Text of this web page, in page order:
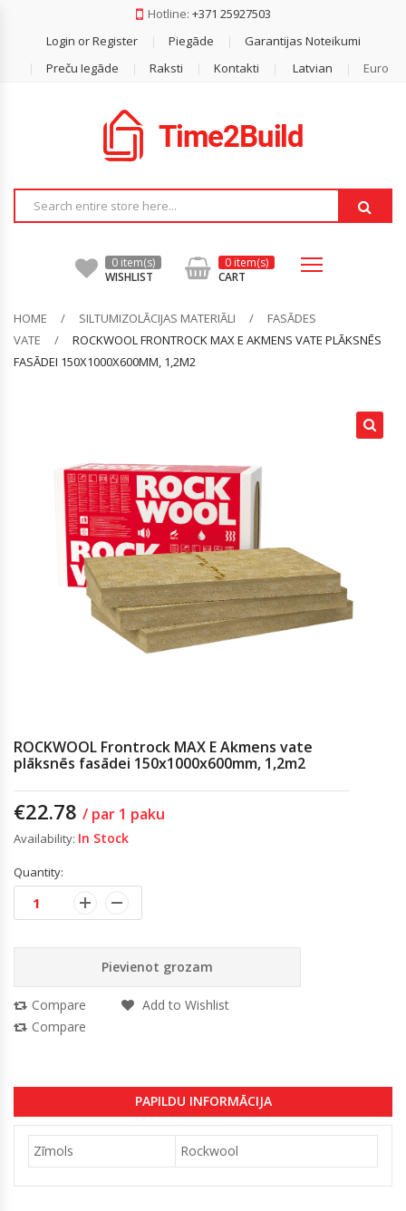
Dakstiņš
Bezazbesta Šīferis
Gāzbetona Bloki
Mūrjava / Bloku Līmes
Pārsedzes
Reģipsis
Profilu Stiprinājumi
Reģipša Profili
Stūri, Šinas, Vadula
Akmens Vate
Ekstrudētais Putuplasts
Fasādes Vate
Armatūra
Betonēšanas Piederumi (distanceri,
Vadulas U.c)
Durelis
Finiera Saplāksnis
Difūzijas Membrānas
Pretvēja Plēves
Savienošanas Lentas
Hotline: +371 25927503
Login or Register
Piegāde
Garantijas Noteikumi
Preču Iegāde
Raksti Kontakti Latvian Euro
0 item(s)
WISHLIST
0 item(s)
CART
HOME SILTUMIZOLĀCIJAS MATERIĀLI
FASĀDES
VATE
ROCKWOOL FRONTROCK MAX E AKMENS VATE PLĀKSNĒS
FASĀDEI 150X1000X600MM, 1,2M2
ROCKWOOL Frontrock MAX E Akmens vate
plāksnēs fasādei 150x1000x600mm, 1,2m2
€22.78 / par 1 paku
Availability: In Stock
Quantity:
Pievienot grozam
Compare
Add to Wishlist
Compare
PAPILDU INFORMĀCIJA
Zīmols Rockwool